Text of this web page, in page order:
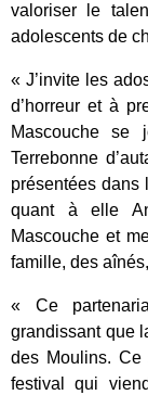
valoriser le
adolescents de
« J’invite les
d’horreur et à
Mascouche
Terrebonne
présentées dans
quant à elle
Mascouche et
famille, des
« Ce
grandissant que
des Moulins.
festival qui